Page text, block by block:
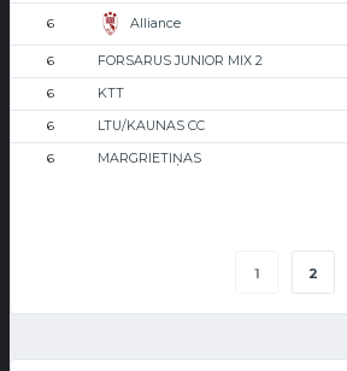
6 Alliance
6 FORSARUS JUNIOR MIX 2
6 KTT
6 LTU/KAUNAS CC
6 MARGRIETIŅAS
1 2